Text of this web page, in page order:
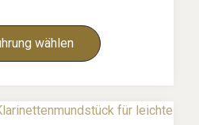
wählen